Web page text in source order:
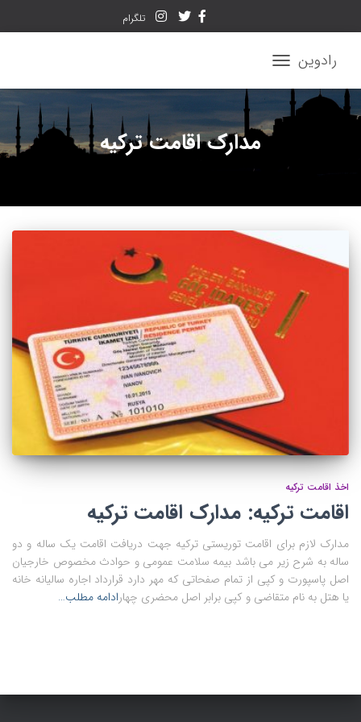
تلگرام
رادوین
ناوبری
مدارک اقامت ترکیه
اخذ اقامت ترکیه
اقامت ترکیه: مدارک اقامت ترکیه
مدارک لازم برای اقامت توریستی ترکیه جهت دریافت اقامت یک ساله و دو
ساله به شرح زیر می باشد بیمه سلامت عمومی و حوادث مخصوص خارجیان
اصل پاسپورت و کپی از تمام صفحاتی که مهر دارد قرارداد اجاره سالیانه خانه
یا هتل به نام متقاضی و کپی برابر اصل محضری چهارادامه مطلب…